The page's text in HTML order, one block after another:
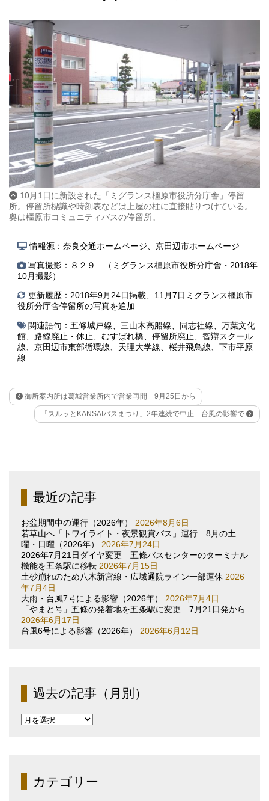
10月1日に新設された「ミグランス橿原市役所分庁舎」停留
所。停留所標識や時刻表などは上屋の柱に直接貼りつけている。
奥は橿原市コミュニティバスの停留所。
情報源：奈良交通ホームページ、京田辺市ホームページ
写真撮影：８２９ （ミグランス橿原市役所分庁舎・2018年
10月撮影）
更新履歴：2018年9月24日掲載、11月7日ミグランス橿原市
役所分庁舎停留所の写真を追加
関連語句： 五條城戸線 三山木高船線 同志社線
万葉文化
館
路線廃止・休止 むすばれ橋 停留所廃止
智辯スクール
線
京田辺市東部循環線 天理大学線 桜井飛鳥線
下市平原
線
御所案内所は葛城営業所内で営業再開 9月25日から
「スルッとKANSAIバスまつり」2年連続で中止 台風の影響で
最近の記事
お盆期間中の運行（2026年）
2026年8月6日
若草山へ「トワイライト・夜景観賞バス」運行 8月の土
曜・日曜（2026年）
2026年7月24日
2026年7月21日ダイヤ変更 五條バスセンターのターミナル
機能を五条駅に移転 2026年7月15日
土砂崩れのため八木新宮線・広域通院ライン一部運休 2026
年7月4日
大雨・台風7号による影響（2026年）
2026年7月4日
「やまと号」五條の発着地を五条駅に変更 7月21日発から
2026年6月17日
台風6号による影響（2026年）
2026年6月12日
過去の記事（月別）
過
（月
別）カテゴリー